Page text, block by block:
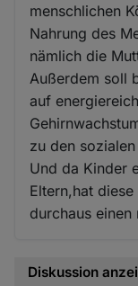
menschlichen
Nahrung des
nämlich die
Außerdem soll
auf
zu den
Und da Kinder
Eltern,hat diese
durchaus einen
Diskussion